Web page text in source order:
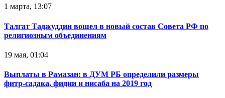
1 марта, 13:07
Талгат Таджуддин вошел в новый состав Совета РФ по
религиозным объединениям
19 мая, 01:04
Выплаты в Рамазан: в ДУМ РБ определили размеры
фитр-садака, фидии и нисаба на 2019 год